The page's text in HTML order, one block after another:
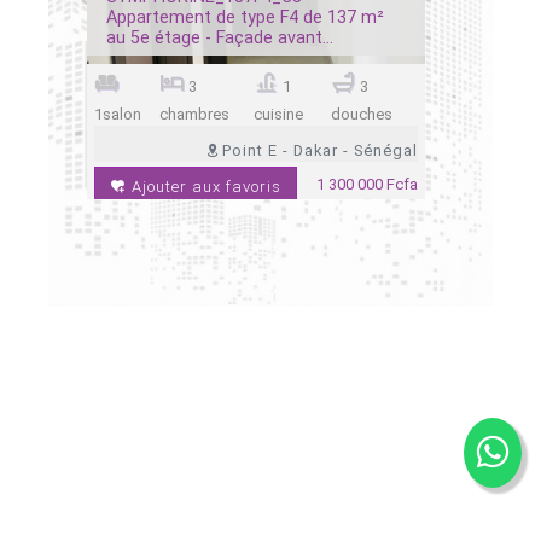
Appartement de type F4 de 137 m²
au 5e étage - Façade avant...
1salon
3
chambres
1
cuisine
3
douches
Point E - Dakar - Sénégal
Ajouter aux favoris
1 300 000 Fcfa